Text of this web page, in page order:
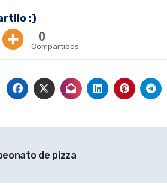
:)
0
Compartidos
de pizza